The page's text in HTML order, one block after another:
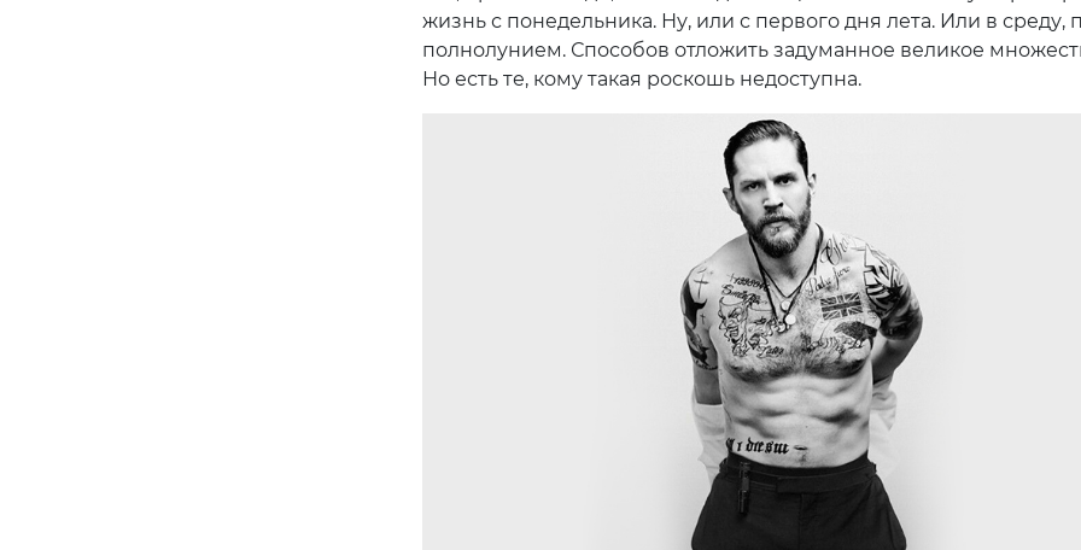
жизнь с понедельника. Ну, или с первого дня лета. Или в среду,
полнолунием. Способов отложить задуманное великое
Но есть те, кому такая роскошь недоступна.